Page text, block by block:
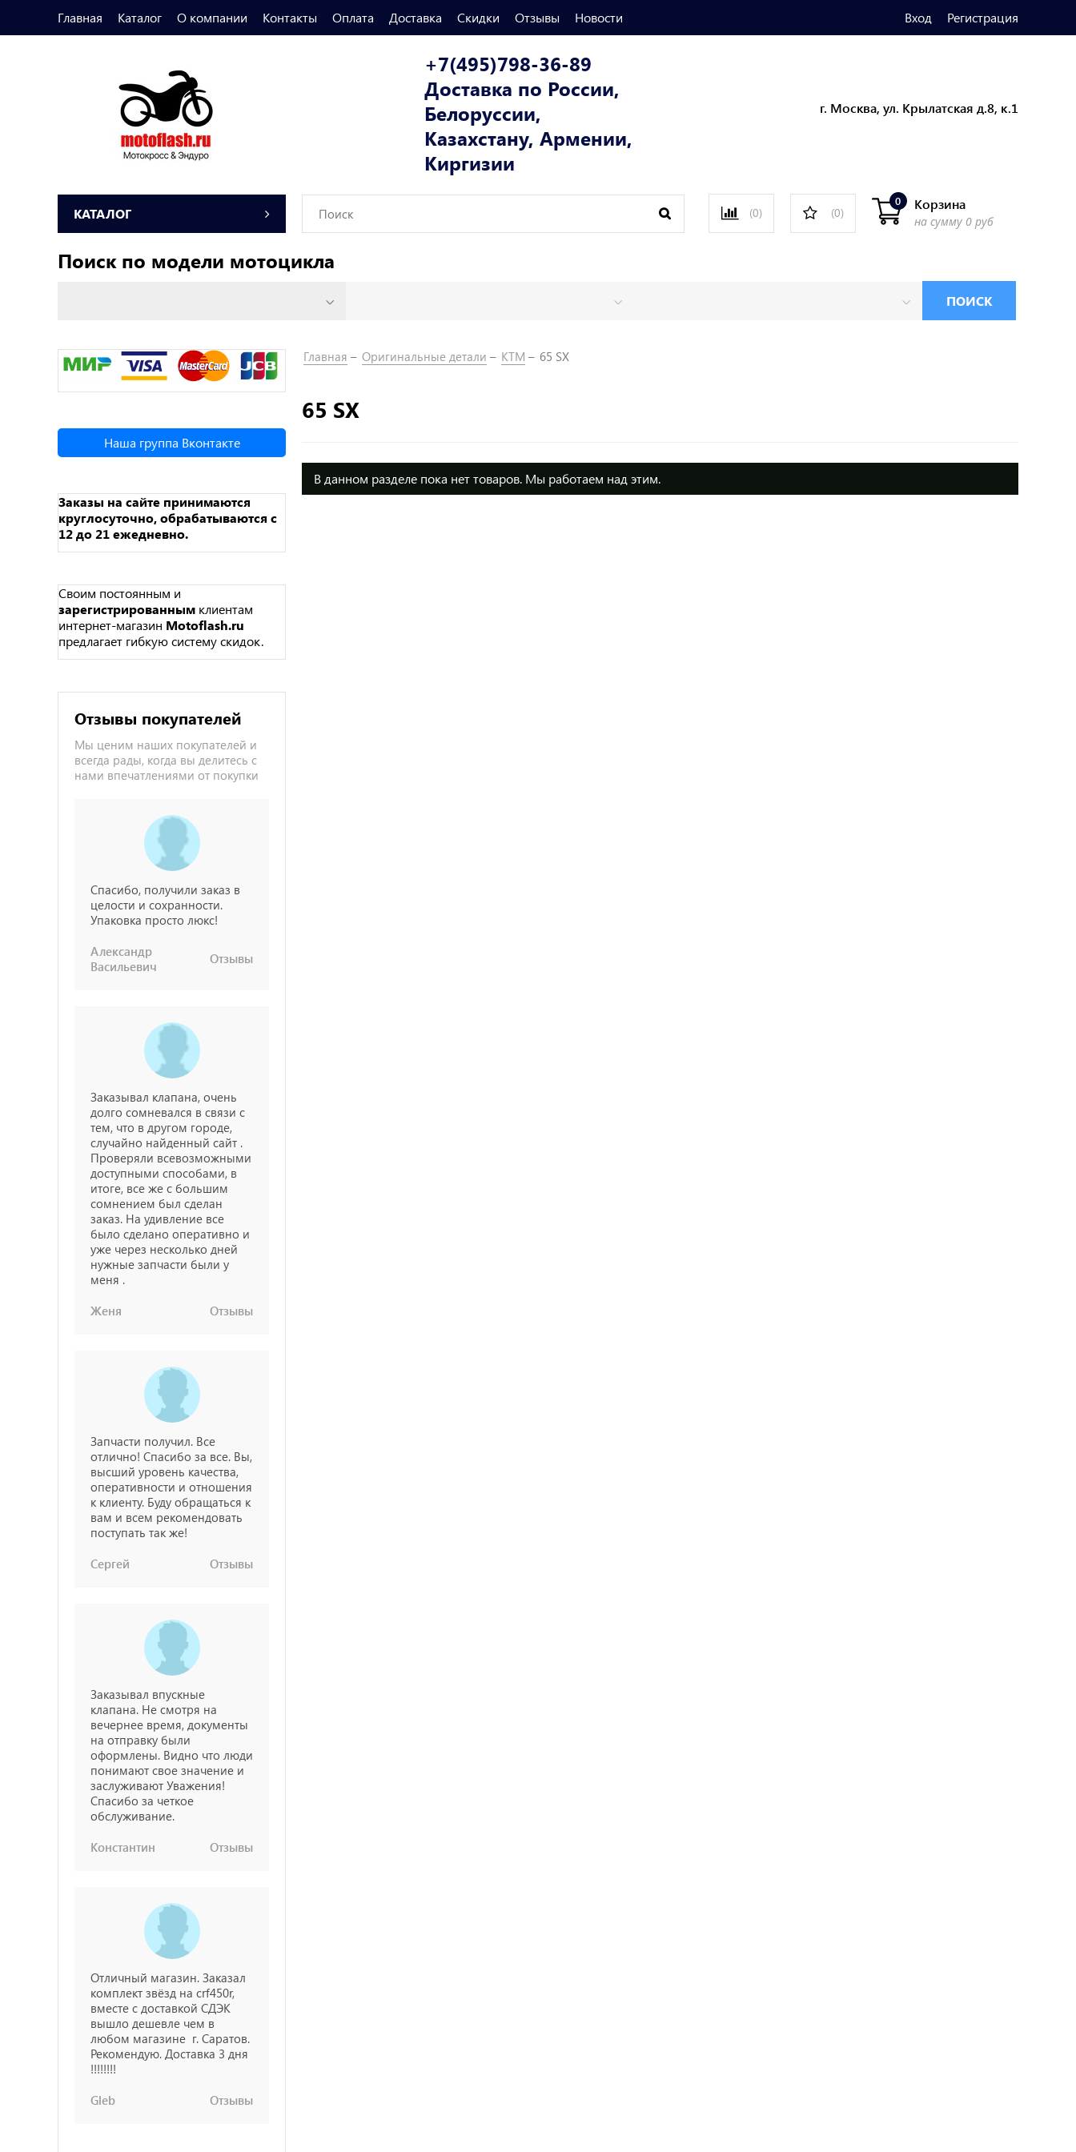
Главная Каталог О компании Контакты Оплата Доставка Скидки Отзывы Новости Вход Регистрация
+7(495)798-36-89
Доставка по России,
Белоруссии,
Казахстану, Армении,
Киргизии
г. Москва, ул. Крылатская д.8, к.1
КАТАЛОГ (0) (0)
Корзина
0
на сумму 0 руб
Поиск по модели мотоцикла
ПОИСК
Наша группа Вконтакте
Заказы на сайте принимаются
круглосуточно, обрабатываются с
12 до 21 ежедневно.
Своим постоянным и
зарегистрированным клиентам
интернет-магазин Motoflash.ru
предлагает гибкую систему скидок.
Отзывы покупателей
Мы ценим наших покупателей и
всегда рады, когда вы делитесь с
нами впечатлениями от покупки
Спасибо, получили заказ в
целости и сохранности.
Упаковка просто люкс!
Александр
Васильевич
Отзывы
Заказывал клапана, очень
долго сомневался в связи с
тем, что в другом городе,
случайно найденный сайт .
Проверяли всевозможными
доступными способами, в
итоге, все же с большим
сомнением был сделан
заказ. На удивление все
было сделано оперативно и
уже через несколько дней
нужные запчасти были у
меня .
Женя
Отзывы
Запчасти получил. Все
отлично! Спасибо за все. Вы,
высший уровень качества,
оперативности и отношения
к клиенту. Буду обращаться к
вам и всем рекомендовать
поступать так же!
Сергей
Отзывы
Заказывал впускные
клапана. Не смотря на
вечернее время, документы
на отправку были
оформлены. Видно что люди
понимают свое значение и
заслуживают Уважения!
Спасибо за четкое
обслуживание.
Константин
Отзывы
Отличный магазин. Заказал
комплект звёзд на crf450r,
вместе с доставкой СДЭК
вышло дешевле чем в
любом магазине г. Саратов.
Рекомендую. Доставка 3 дня
!!!!!!!!
Gleb
Отзывы
Главная Оригинальные детали KTM 65 SX
65 SX
В данном разделе пока нет товаров. Мы работаем над этим.